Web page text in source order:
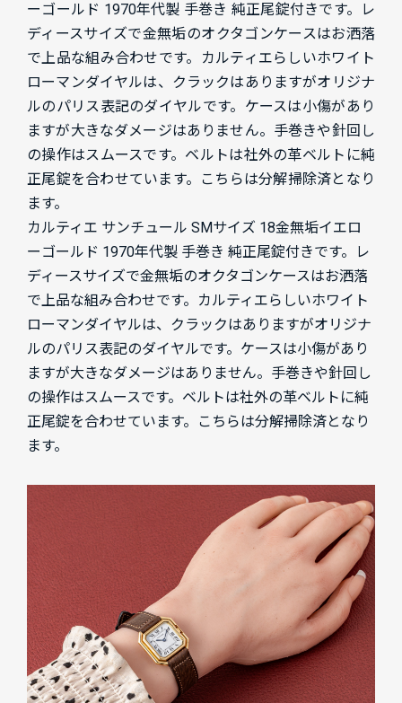
ーゴールド 1970年代製 手巻き 純正尾錠付きです。レ
ディースサイズで金無垢のオクタゴンケースはお洒落
で上品な組み合わせです。カルティエらしいホワイト
ローマンダイヤルは、クラックはありますがオリジナ
ルのパリス表記のダイヤルです。ケースは小傷があり
ますが大きなダメージはありません。手巻きや針回し
の操作はスムースです。ベルトは社外の革ベルトに純
正尾錠を合わせています。こちらは分解掃除済となり
ます。
カルティエ サンチュール SMサイズ 18金無垢イエロ
ーゴールド 1970年代製 手巻き 純正尾錠付きです。レ
ディースサイズで金無垢のオクタゴンケースはお洒落
で上品な組み合わせです。カルティエらしいホワイト
ローマンダイヤルは、クラックはありますがオリジナ
ルのパリス表記のダイヤルです。ケースは小傷があり
ますが大きなダメージはありません。手巻きや針回し
の操作はスムースです。ベルトは社外の革ベルトに純
正尾錠を合わせています。こちらは分解掃除済となり
ます。